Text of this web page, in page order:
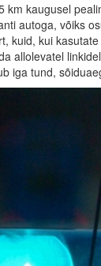
km kaugusel
autoga, võiks
kuid, kui
allolevatel
iga tund,